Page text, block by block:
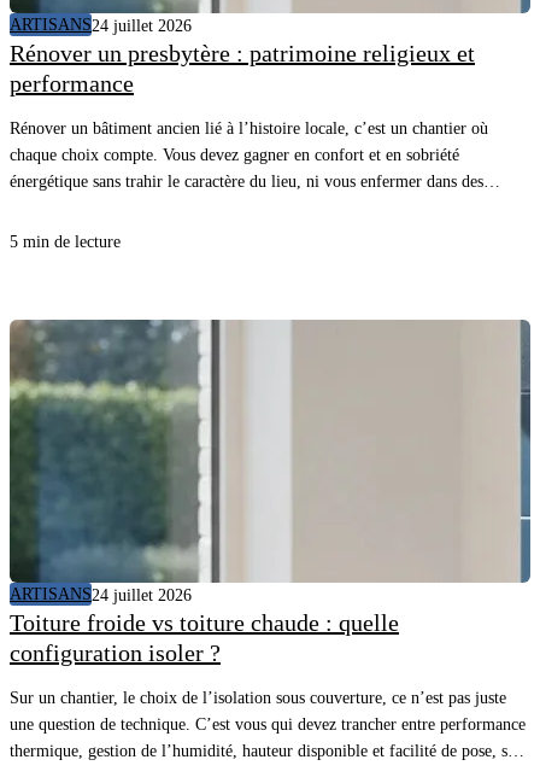
ARTISANS24 juillet 2026
Rénover un presbytère : patrimoine religieux et
performance
Rénover un bâtiment ancien lié à l’histoire locale, c’est un chantier où
chaque choix compte. Vous devez gagner en confort et en sobriété
énergétique sans trahir le caractère du lieu, ni vous enfermer dans des
avancez vite, proprement, et vous sécurisez le résultat.
5 min de lecture
ARTISANS24 juillet 2026
Toiture froide vs toiture chaude : quelle
configuration isoler ?
Sur un chantier, le choix de l’isolation sous couverture, ce n’est pas juste
une question de technique. C’est vous qui devez trancher entre performance
thermique, gestion de l’humidité, hauteur disponible et facilité de pose, sans